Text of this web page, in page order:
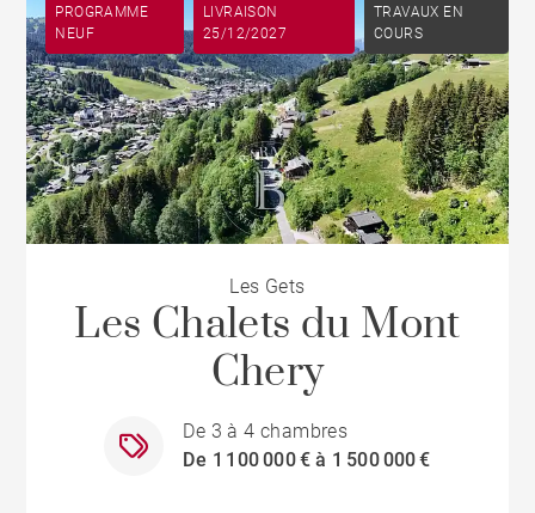
PROGRAMME
NEUF
LIVRAISON
25/12/2027
TRAVAUX EN
COURS
Les Gets
Les Chalets du Mont
Chery
De 3 à 4 chambres
De 1 100 000 € à 1 500 000 €